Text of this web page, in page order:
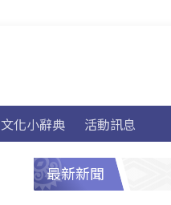
文化小辭典 活動訊息
最新新聞